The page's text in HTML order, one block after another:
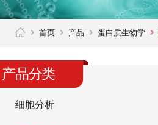
首页 产品 蛋白质生物学
产品分类
细胞分析